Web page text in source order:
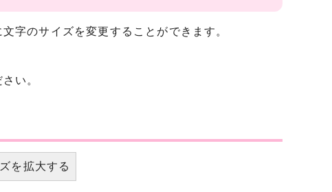
字のサイズを変更することができます。
い。
を拡大する